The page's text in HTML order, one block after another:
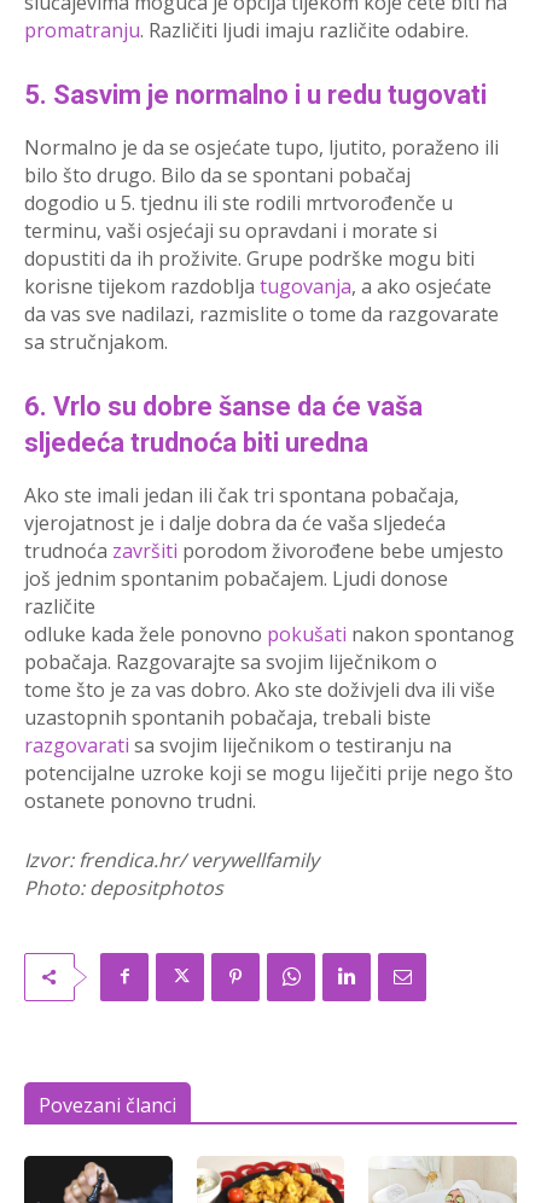
promatranju. Različiti ljudi imaju različite odabire.
5. Sasvim je normalno i u redu tugovati
Normalno je da se osjećate tupo, ljutito, poraženo ili
bilo što drugo. Bilo da se spontani pobačaj
dogodio u 5. tjednu ili ste rodili mrtvorođenče u
terminu, vaši osjećaji su opravdani i morate si
dopustiti da ih proživite. Grupe podrške mogu biti
korisne tijekom razdoblja tugovanja, a ako osjećate
da vas sve nadilazi, razmislite o tome da razgovarate
sa stručnjakom.
6. Vrlo su dobre šanse da će vaša
sljedeća trudnoća biti uredna
Ako ste imali jedan ili čak tri spontana pobačaja,
vjerojatnost je i dalje dobra da će vaša sljedeća
trudnoća završiti porodom živorođene bebe umjesto
još jednim spontanim pobačajem. Ljudi donose
različite
odluke kada žele ponovno pokušati nakon spontanog
pobačaja. Razgovarajte sa svojim liječnikom o
tome što je za vas dobro. Ako ste doživjeli dva ili više
uzastopnih spontanih pobačaja, trebali biste
razgovarati sa svojim liječnikom o testiranju na
potencijalne uzroke koji se mogu liječiti prije nego što
ostanete ponovno trudni.
Izvor: frendica.hr/ verywellfamily
Photo: depositphotos
Povezani članci